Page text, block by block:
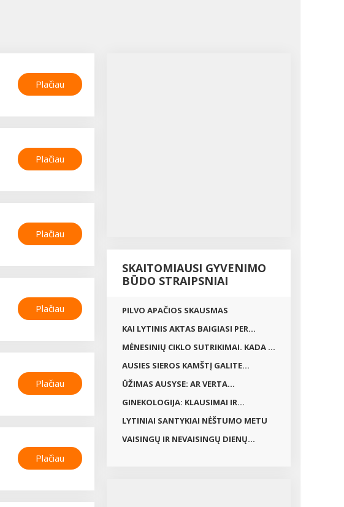
Plačiau
Plačiau
Plačiau
Plačiau
Plačiau
Plačiau
SKAITOMIAUSI GYVENIMO
BŪDO STRAIPSNIAI
PILVO APAČIOS SKAUSMAS
KAI LYTINIS AKTAS BAIGIASI PER...
MĖNESINIŲ CIKLO SUTRIKIMAI. KADA ...
AUSIES SIEROS KAMŠTĮ GALITE...
ŪŽIMAS AUSYSE: AR VERTA...
GINEKOLOGIJA: KLAUSIMAI IR...
LYTINIAI SANTYKIAI NĖŠTUMO METU
VAISINGŲ IR NEVAISINGŲ DIENŲ...